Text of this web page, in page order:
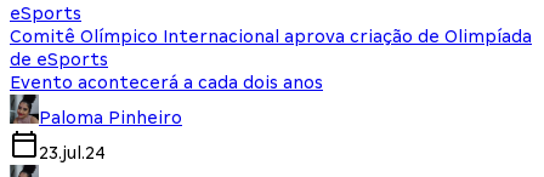
eSports
Comitê Olímpico Internacional aprova criação de Olimpíada
de eSports
Evento acontecerá a cada dois anos
Paloma Pinheiro
23.jul.24